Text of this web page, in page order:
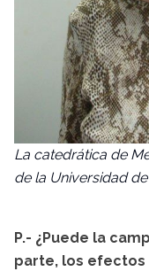
La catedrática de
de la Universidad
P.- ¿Puede la
parte, los efectos